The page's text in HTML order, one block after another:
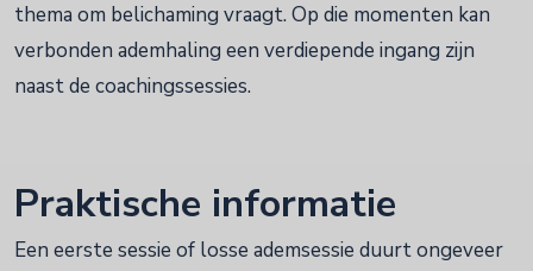
thema om belichaming vraagt. Op die momenten kan
verbonden ademhaling een verdiepende ingang zijn
naast de coachingssessies.
Praktische informatie
Een eerste sessie of losse ademsessie duurt ongeveer